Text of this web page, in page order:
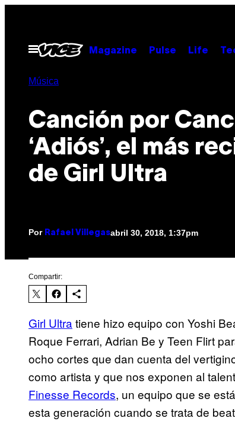
contenido
Abrir
Menú
Magazine Pulse Life
Música
Canción por
‘Adiós’, el más
de Girl Ultra
Por Rafael Villegasabril 30, 2018, 1:37pm
Compartir:
Girl Ultra tiene hizo equipo con Yoshi
Roque Ferrari, Adrian Be y Teen Flirt
ocho cortes que dan cuenta del
como artista y que nos exponen al
Finesse Records, un equipo que se
esta generación cuando se trata de